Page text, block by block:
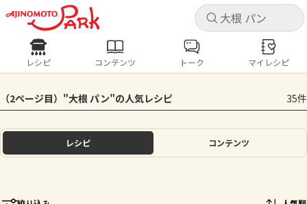
キャ
ログインするとレシピを保存できます
ログイン
ホーム
キャ
レシピ コンテンツ
人気の食材・レシピ
きゅうり なす トマト とうもろこし
ピーマン
レシピ コンテンツ トーク マイレシピ
（2ページ目）"大根 パン"の人気レシピ 35件
レシピ コンテンツ